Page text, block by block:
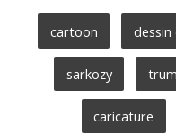
cartoon dessin
sarkozy
caricature